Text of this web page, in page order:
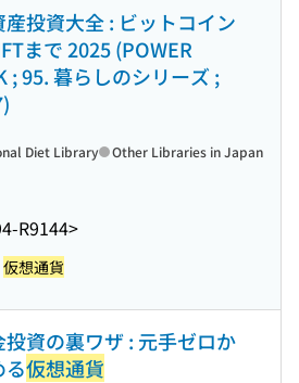
産投資大全 : ビットコイン
まで 2025 (POWER
; 95. 暮らしのシリーズ ;
R9144>
Diet Library Other Libraries in Japan
仮想通貨
投資の裏ワザ : 元手ゼロか
る仮想通貨